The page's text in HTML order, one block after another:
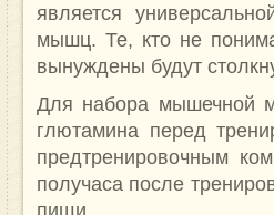
является
мышц. Те, кто не
вынуждены будут
Для набора мышечной
глютамина перед
предтренировочным
получаса после
пищи.